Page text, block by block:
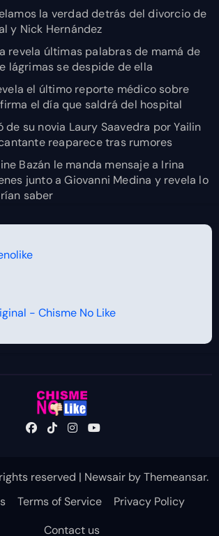
la verdad detrás del divorcio de
y Nick Hernández
revela últimas palabras de mamá de
lágrimas se despide de ella
el último reporte médico sobre
el día que saldrá del hospital
de su novia Laury Saavedra por Yailin
reaparece tras rumores
Bazán le manda mensaje a Irina
junto a Giovanni Medina y revela lo
saber
- Chisme No Like
reserved | NewsairbyThemeansar.
Terms of Service
Privacy Policy
Contact us